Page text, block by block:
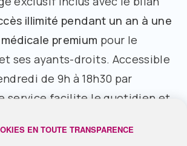
illimité pendant un an à une
premium pour le
ses ayants-droits. Accessible
de 9h à 18h30 par
service facilite le quotidien et
en organisant des rendez-
en moins de 3 semaines
EN TOUTE TRANSPARENCE